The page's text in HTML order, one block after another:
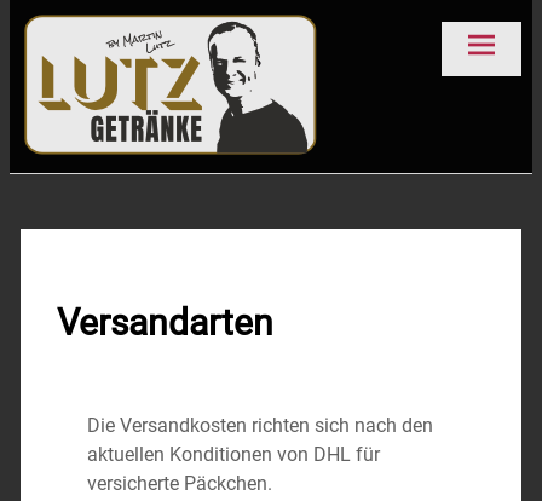
Getränke Lutz
Schlierbach
Versandarten
Die Versandkosten richten sich nach den
aktuellen Konditionen von DHL für
versicherte Päckchen.